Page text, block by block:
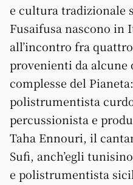
e cultura tradizionale
Fusaifusa nascono in
all’incontro fra
provenienti da alcune
complesse del
polistrumentista
percussionista e
Taha Ennouri, il
Sufi, anch’egli
e polistrumentista